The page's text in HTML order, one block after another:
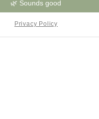
🌿 Sounds good
Privacy Policy